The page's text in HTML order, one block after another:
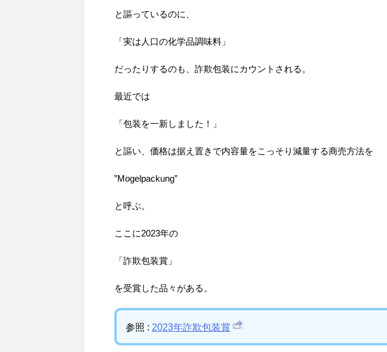
と謳っているのに、
「実は人口の化学品調味料」
だったりするのも、詐欺包装にカウントされる。
最近では
「包装を一新しました！」
と謳い、価格は据え置きで内容量をこっそり減量する商売方法を
”Mogelpackung”
と呼ぶ。
ここに2023年の
「詐欺包装賞」
を受賞した品々がある。
参照 : 2023年詐欺包装賞